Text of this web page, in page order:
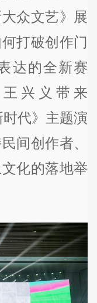
众文艺》展
打破创作门
达的全新赛
兴义带来
时代》主题演
间创作者、
化的落地举